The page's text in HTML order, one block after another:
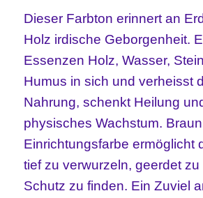
Dieser Farbton erinnert an
Holz irdische Geborgenheit.
Essenzen Holz, Wasser,
Humus in sich und verheisst
Nahrung, schenkt Heilung
physisches Wachstum.
Einrichtungsfarbe ermöglicht
tief zu verwurzeln, geerdet
Schutz zu finden. Ein Zuviel